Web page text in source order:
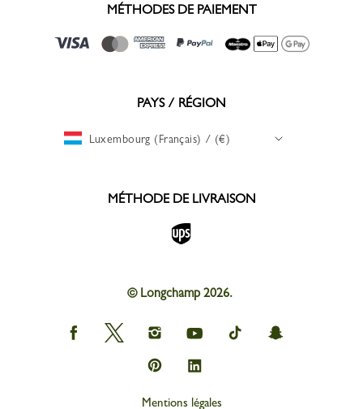
MÉTHODES DE PAIEMENT
PAYS / RÉGION
Luxembourg (Français) / (€)
MÉTHODE DE LIVRAISON
© Longchamp 2026.
Longchamp
on
Longchamp
on
Longchamp
on
Instagram
Longchamp
on
Longchamp
on
Longchamp
on
Longchamp
on
Longchamp
on
Mentions légales